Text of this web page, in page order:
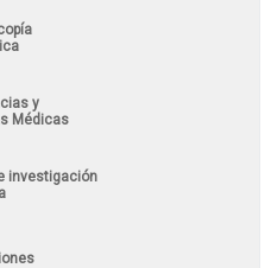
y
Médicas
investigación